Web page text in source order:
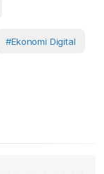
#Ekonomi Digital